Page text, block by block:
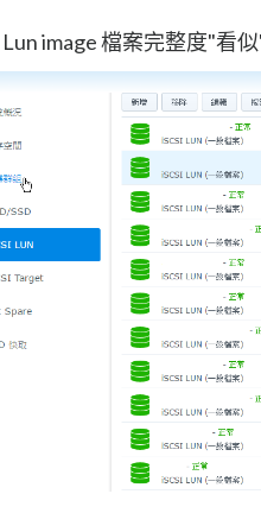
Lun image 檔案完整度"看